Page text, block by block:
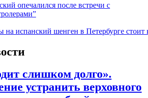
опечалился после встречи с
на испанский шенген в Петербурге
слишком долго».
устранить верховного